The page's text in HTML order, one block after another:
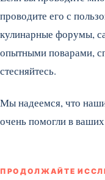
проводите его с
кулинарные форумы,
опытными поварами,
стесняйтесь.
Мы надеемся, что
очень помогли в
ПРОДОЛЖАЙТЕ